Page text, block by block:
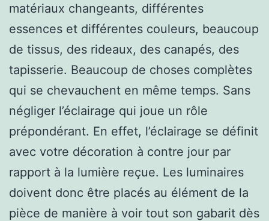
matériaux changeants, différentes
essences et différentes couleurs, beaucoup
de tissus, des rideaux, des canapés, des
tapisserie. Beaucoup de choses complètes
qui se chevauchent en même temps. Sans
négliger l’éclairage qui joue un rôle
prépondérant. En effet, l’éclairage se définit
avec votre décoration à contre jour par
rapport à la lumière reçue. Les luminaires
doivent donc être placés au élément de la
pièce de manière à voir tout son gabarit dès